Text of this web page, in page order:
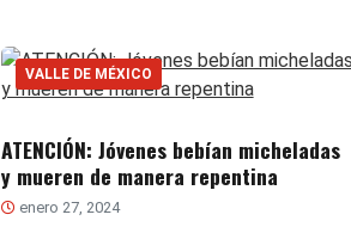
VALLE DE MÉXICO
ATENCIÓN: Jóvenes bebían micheladas
y mueren de manera repentina
enero 27, 2024